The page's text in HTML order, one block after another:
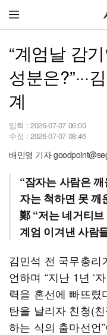
“계엄날 감
성분은?”···
계
입력 : 2026-07-07 06:00
수정 : 2026-07-07 08:46
배민영 기자
“잠자는 사람은
자는 척하면 못 깨
鄭 “저는 네거티
계엄 이겨낸 사람
김민석 전 국무총리
언하며 “지난 1년 ‘
력을 혼선에 빠뜨렸
탄을 날리자 친청(
하는 식의 출마선언